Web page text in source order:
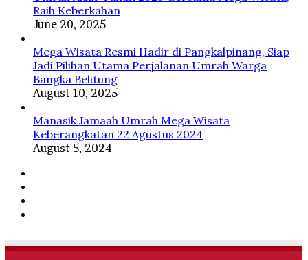
Raih Keberkahan
June 20, 2025
Mega Wisata Resmi Hadir di Pangkalpinang, Siap
Jadi Pilihan Utama Perjalanan Umrah Warga
Bangka Belitung
August 10, 2025
Manasik Jamaah Umrah Mega Wisata
Keberangkatan 22 Agustus 2024
August 5, 2024